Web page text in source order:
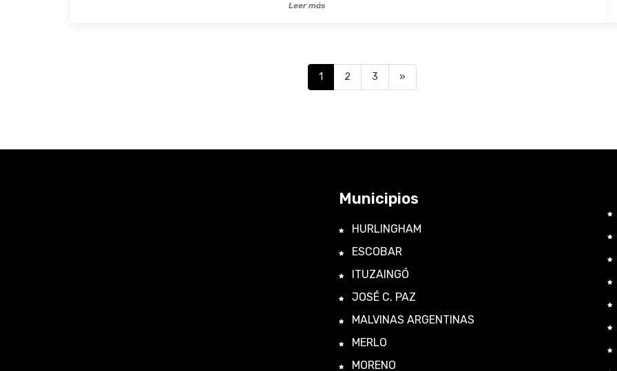
Leer más
1 2 3 »
Municipios
HURLINGHAM
ESCOBAR
ITUZAINGÓ
JOSÉ C. PAZ
MALVINAS ARGENTINAS
MERLO
MORENO